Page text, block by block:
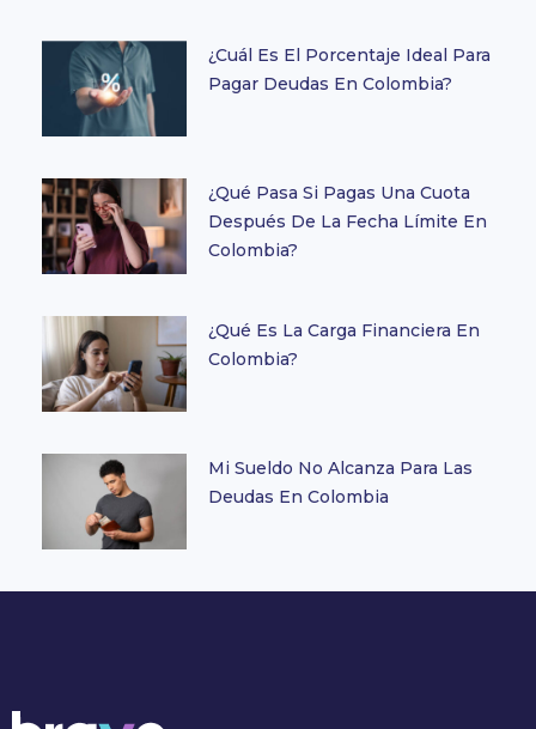
¿Cuál Es El Porcentaje Ideal Para
Pagar Deudas En Colombia?
¿Qué Pasa Si Pagas Una Cuota
Después De La Fecha Límite En
Colombia?
¿Qué Es La Carga Financiera En
Colombia?
Mi Sueldo No Alcanza Para Las
Deudas En Colombia